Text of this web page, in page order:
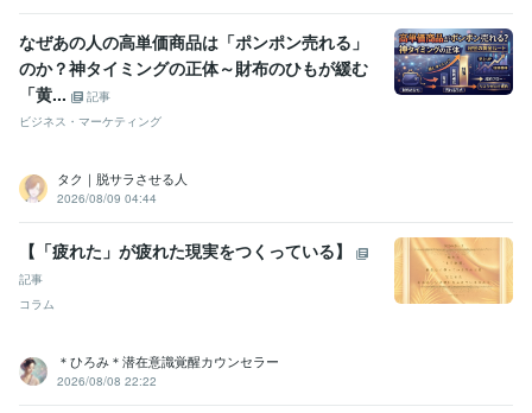
なぜあの人の高単価商品は「ポンポン売れる」
のか？神タイミングの正体～財布のひもが緩む
「黄...
記事
ビジネス・マーケティング
タク｜脱サラさせる人
2026/08/09 04:44
【「疲れた」が疲れた現実をつくっている】
記事
コラム
＊ひろみ＊潜在意識覚醒カウンセラー
2026/08/08 22:22